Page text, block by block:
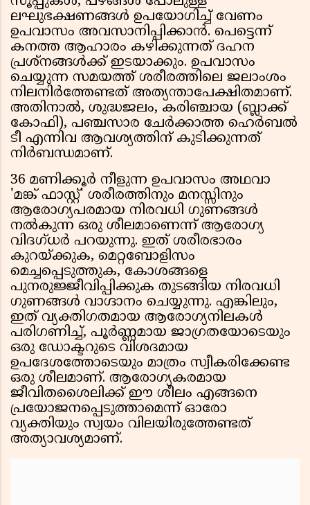
ലഘുഭക്ഷണങ്ങൾ ഉപയോഗിച്ച് വേണം
ഉപവാസം അവസാനിപ്പിക്കാൻ. പെട്ടെന്ന്
കനത്ത ആഹാരം കഴിക്കുന്നത് ദഹന
പ്രശ്നങ്ങൾക്ക് ഇടയാക്കും. ഉപവാസം
ചെയ്യുന്ന സമയത്ത് ശരീരത്തിലെ ജലാംശം
നിലനിർത്തേണ്ടത് അത്യന്താപേക്ഷിതമാണ്.
അതിനാൽ, ശുദ്ധജലം, കരിഞ്ചായ (ബ്ലാക്ക്
കോഫി), പഞ്ചസാര ചേർക്കാത്ത ഹെർബൽ
ടീ എന്നിവ ആവശ്യത്തിന് കുടിക്കുന്നത്
നിർബന്ധമാണ്.
36 മണിക്കൂർ നീളുന്ന ഉപവാസം അഥവാ
'മങ്ക് ഫാസ്റ്റ്' ശരീരത്തിനും മനസ്സിനും
ആരോഗ്യപരമായ നിരവധി ഗുണങ്ങൾ
നൽകുന്ന ഒരു ശീലമാണെന്ന് ആരോഗ്യ
വിദഗ്ധർ പറയുന്നു. ഇത് ശരീരഭാരം
കുറയ്ക്കുക, മെറ്റബോളിസം
മെച്ചപ്പെടുത്തുക, കോശങ്ങളെ
പുനരുജ്ജീവിപ്പിക്കുക തുടങ്ങിയ നിരവധി
ഗുണങ്ങൾ വാഗ്ദാനം ചെയ്യുന്നു. എങ്കിലും,
ഇത് വ്യക്തിഗതമായ ആരോഗ്യനിലകൾ
പരിഗണിച്ച്, പൂർണ്ണമായ ജാഗ്രതയോടെയും
ഒരു ഡോക്ടറുടെ വിശദമായ
ഉപദേശത്തോടെയും മാത്രം സ്വീകരിക്കേണ്ട
ഒരു ശീലമാണ്. ആരോഗ്യകരമായ
ജീവിതശൈലിക്ക് ഈ ശീലം എങ്ങനെ
പ്രയോജനപ്പെടുത്താമെന്ന് ഓരോ
വ്യക്തിയും സ്വയം വിലയിരുത്തേണ്ടത്
അത്യാവശ്യമാണ്.